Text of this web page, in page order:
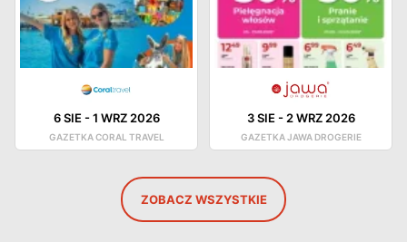
6 SIE -1 WRZ 2026
GAZETKA CORAL TRAVEL
3 SIE - 2 WRZ 2026
GAZETKA JAWA DROGERIE
ZOBACZ WSZYSTKIE